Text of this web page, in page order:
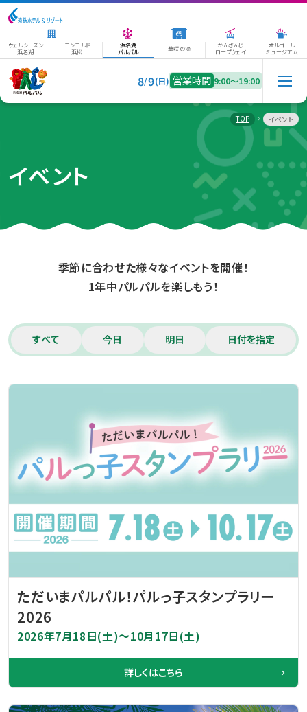
ウェルシーズン
浜名湖
コンコルド
浜松
浜名湖
パルパル
華咲の湯
かんざんじ
ロープウェイ
オルゴール
ミュージアム
8/9(日) 営業時間 9:00〜19:00
TOP イベント
イベント
季節に合わせた様々なイベントを開催！
1年中パルパルを楽しもう！
すべて 今日 明日 日付を指定
ただいまパルパル！パルっ子スタンプラリー
2026
2026年7月18日(土)～10月17日(土)
詳しくはこちら